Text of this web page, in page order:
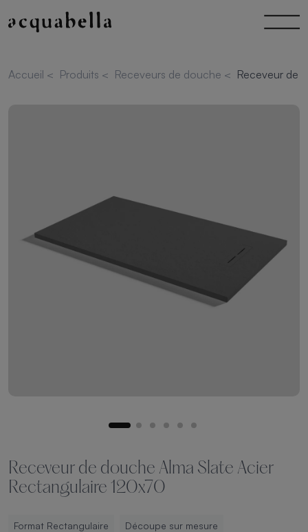
Accueil < Produits < Receveurs de douche < Receveur de
Receveur de douche Alma Slate Acier
Rectangulaire 120x70
Format Rectangulaire Découpe sur mesure